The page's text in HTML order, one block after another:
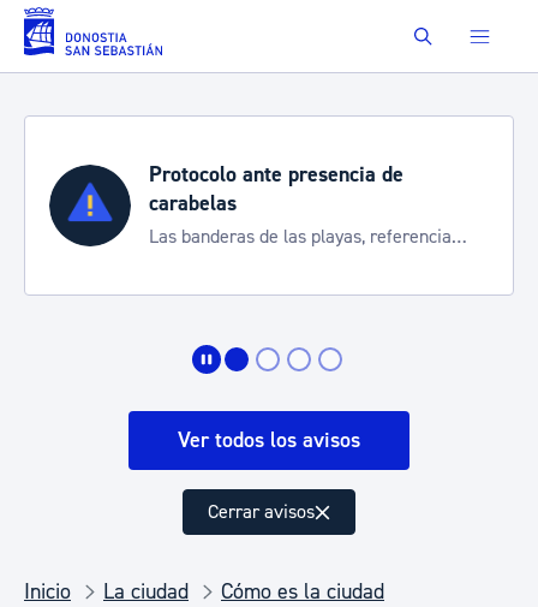
Saltar al contenido principal Buscar
Protocolo ante presencia de
carabelas
Las banderas de las playas, referencia
Ver todos los avisos
Cerrar avisos
Inicio La ciudad
Cómo es la ciudad